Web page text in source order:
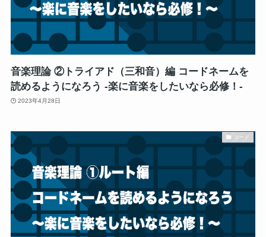
音楽理論 ②トライアド（三和音）編 コードネームを
読めるようになろう -楽に音楽をしたいなら必修！-
2023年4月28日
コード